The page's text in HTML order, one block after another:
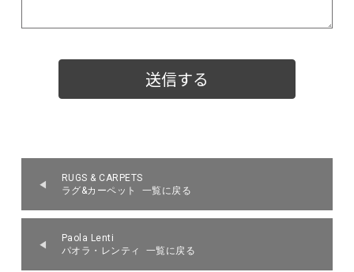
RUGS & CARPETS
ラグ&カーペット 一覧に戻る
Paola Lenti
パオラ・レンティ 一覧に戻る